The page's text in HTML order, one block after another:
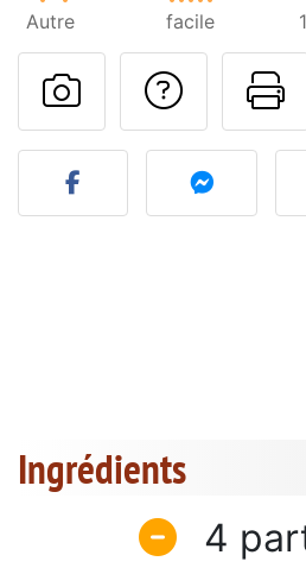
Autre facile
Publier
Ingrédients
4